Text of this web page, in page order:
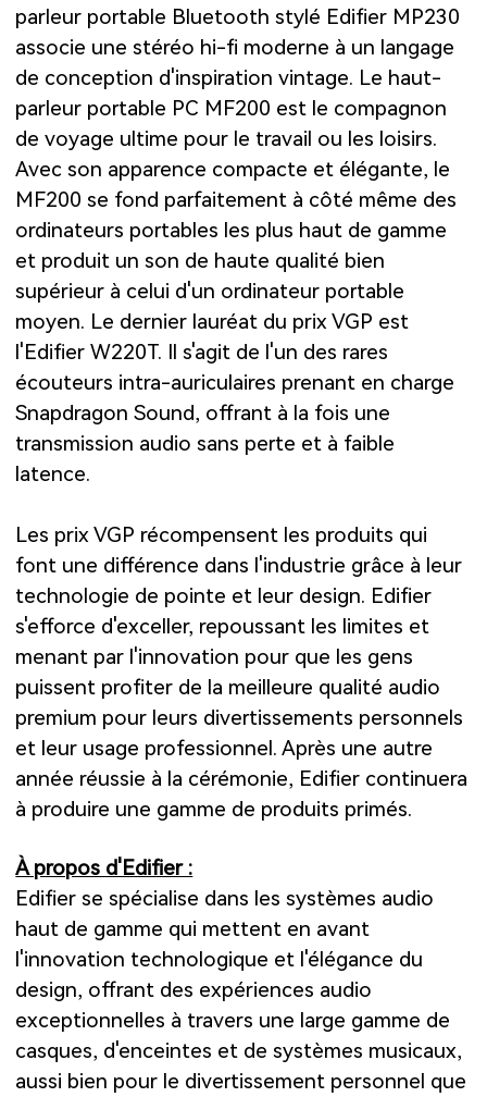
parleur portable Bluetooth stylé Edifier MP230
associe une stéréo hi-fi moderne à un langage
de conception d'inspiration vintage. Le haut-
parleur portable PC MF200 est le compagnon
de voyage ultime pour le travail ou les loisirs.
Avec son apparence compacte et élégante, le
MF200 se fond parfaitement à côté même des
ordinateurs portables les plus haut de gamme
et produit un son de haute qualité bien
supérieur à celui d'un ordinateur portable
moyen. Le dernier lauréat du prix VGP est
l'Edifier W220T. Il s'agit de l'un des rares
écouteurs intra-auriculaires prenant en charge
Snapdragon Sound, offrant à la fois une
transmission audio sans perte et à faible
latence.
Les prix VGP récompensent les produits qui
font une différence dans l'industrie grâce à leur
technologie de pointe et leur design. Edifier
s'efforce d'exceller, repoussant les limites et
menant par l'innovation pour que les gens
puissent profiter de la meilleure qualité audio
premium pour leurs divertissements personnels
et leur usage professionnel. Après une autre
année réussie à la cérémonie, Edifier continuera
à produire une gamme de produits primés.
À propos d'Edifier :
Edifier se spécialise dans les systèmes audio
haut de gamme qui mettent en avant
l'innovation technologique et l'élégance du
design, offrant des expériences audio
exceptionnelles à travers une large gamme de
casques, d'enceintes et de systèmes musicaux,
aussi bien pour le divertissement personnel que